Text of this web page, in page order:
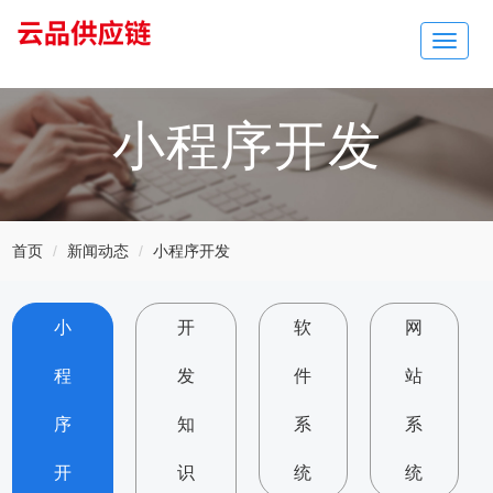
Toggle
小程序开发
首页 新闻动态 小程序开发
小
程
序
开
开
发
知
识
软
件
系
统
网
站
系
统